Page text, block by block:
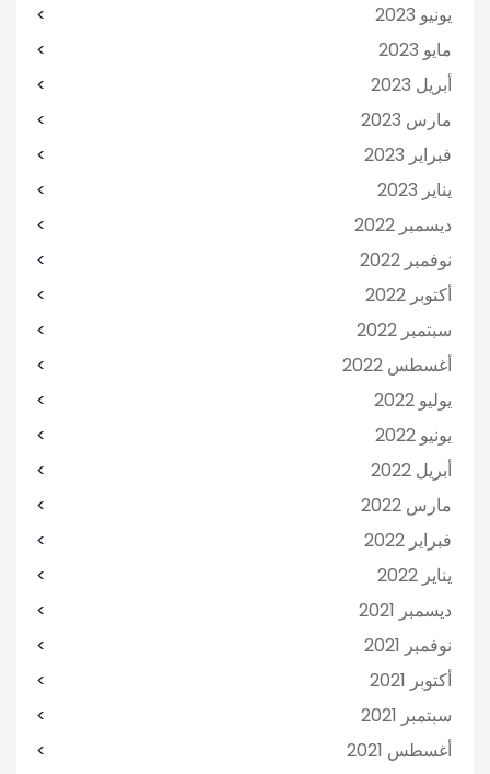
يونيو 2023
مايو 2023
أبريل 2023
مارس 2023
فبراير 2023
يناير 2023
ديسمبر 2022
نوفمبر 2022
أكتوبر 2022
سبتمبر 2022
أغسطس 2022
يوليو 2022
يونيو 2022
أبريل 2022
مارس 2022
فبراير 2022
يناير 2022
ديسمبر 2021
نوفمبر 2021
أكتوبر 2021
سبتمبر 2021
أغسطس 2021